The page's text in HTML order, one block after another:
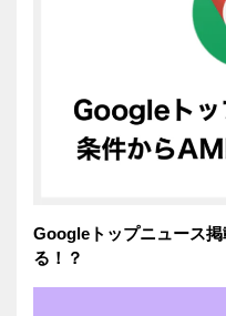
Googleトップニュース
る！？